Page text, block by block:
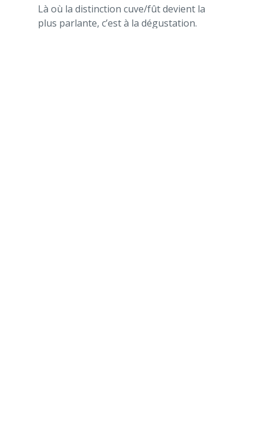
Là où la distinction cuve/fût devient la
plus parlante, c’est à la dégustation.